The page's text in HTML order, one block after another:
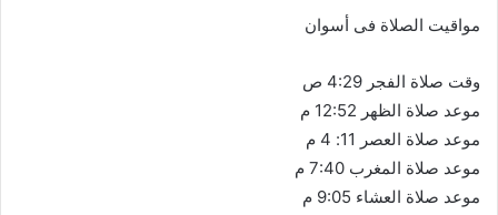
مواقيت الصلاة فى أسوان
وقت صلاة الفجر 4:29 ص
موعد صلاة الظهر 12:52 م
موعد صلاة العصر 11: 4 م
موعد صلاة المغرب 7:40 م
موعد صلاة العشاء 9:05 م